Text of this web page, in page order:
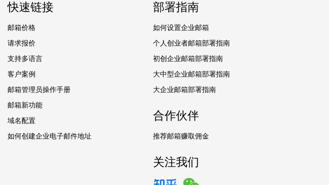
快速链接
邮箱价格
请求报价
支持多语言
客户案例
邮箱管理员操作手册
邮箱新功能
域名配置
如何创建企业电子邮件地址
部署指南
如何设置企业邮箱
个人创业者邮箱部署指南
初创企业邮箱部署指南
大中型企业邮箱部署指南
大企业邮箱部署指南
合作伙伴
推荐邮箱赚取佣金
关注我们